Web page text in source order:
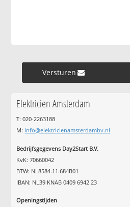
Versturen »
Elektricien Amsterdam
T: 020-2263188
M: info@elektricienamsterdambv.nl
Bedrijfsgegevens Day2Start B.V.
KvK: 70660042
BTW: NL8584.11.684B01
IBAN: NL39 KNAB 0409 6942 23
Openingstijden